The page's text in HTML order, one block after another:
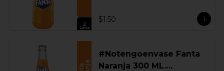
$1.50
#Notengoenvase Fanta
Naranja 300 ML.